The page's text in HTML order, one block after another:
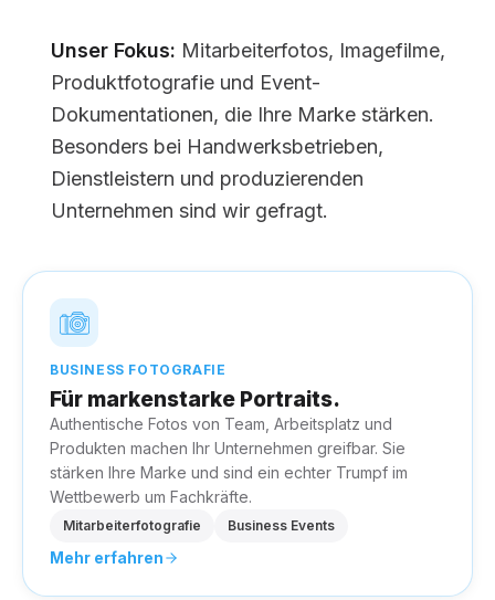
Unser Fokus: Mitarbeiterfotos, Imagefilme,
Produktfotografie und Event-
Dokumentationen, die Ihre Marke stärken.
Besonders bei Handwerksbetrieben,
Dienstleistern und produzierenden
Unternehmen sind wir gefragt.
BUSINESS FOTOGRAFIE
Für markenstarke Portraits.
Authentische Fotos von Team, Arbeitsplatz und
Produkten machen Ihr Unternehmen greifbar. Sie
stärken Ihre Marke und sind ein echter Trumpf im
Wettbewerb um Fachkräfte.
Mitarbeiterfotografie Business Events
Mehr erfahren